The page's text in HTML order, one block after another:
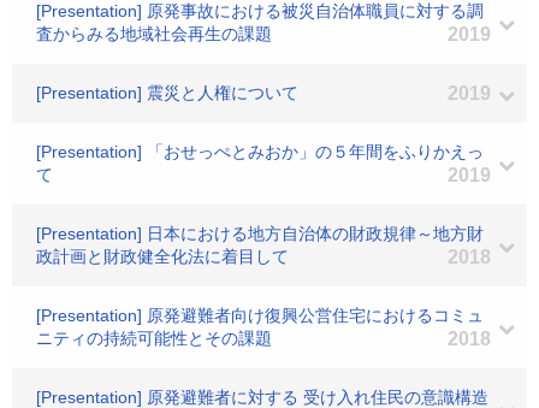
[Presentation] 原発事故における被災自治体職員に対する調
査からみる地域社会再生の課題
2019
[Presentation] 震災と人権について 2019
[Presentation] 「おせっぺとみおか」の５年間をふりかえっ
て
2019
[Presentation] 日本における地方自治体の財政規律～地方財
政計画と財政健全化法に着目して
2018
[Presentation] 原発避難者向け復興公営住宅におけるコミュ
ニティの持続可能性とその課題
2018
[Presentation] 原発避難者に対する 受け入れ住民の意識構造